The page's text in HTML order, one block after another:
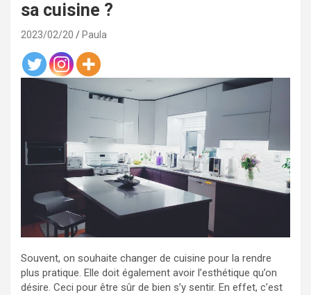
sa cuisine ?
2023/02/20 Paula
Souvent, on souhaite changer de cuisine pour la rendre
plus pratique. Elle doit également avoir l’esthétique qu’on
désire. Ceci pour être sûr de bien s’y sentir. En effet, c’est